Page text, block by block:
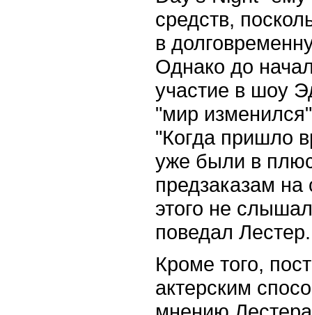
средств,
в
Однако до
участие в шоу
"мир
"Когда пришло
уже были в
предзаказам на
этого не
поведал Лестер.
Кроме того,
актерским